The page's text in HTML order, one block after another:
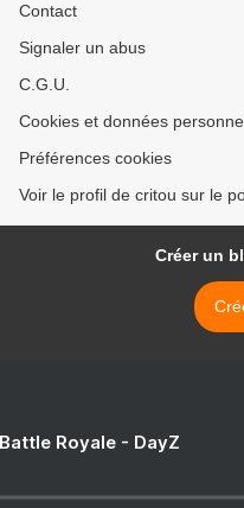
Contact
Signaler un abus
C.G.U.
Cookies et données
Préférences cookies
Voir le profil de critou sur le
Créer un
Royale - DayZ